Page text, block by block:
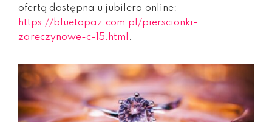
ofertą dostępna u jubilera online:
https://bluetopaz.com.pl/pierscionki-
zareczynowe-c-15.html .